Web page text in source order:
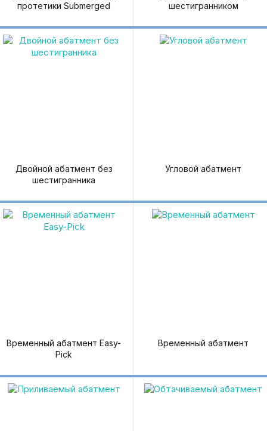
протетики Submerged
шестигранником
Двойной абатмент без
шестигранника
Угловой абатмент
Временный абатмент Easy-
Pick
Временный абатмент